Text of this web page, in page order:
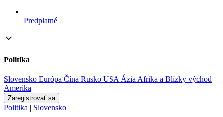
Predplatné
Politika
Slovensko Európa Čína Rusko USA ÁziaAfrika a Blízky východ
Amerika
Zaregistrovať sa
Politika | Slovensko